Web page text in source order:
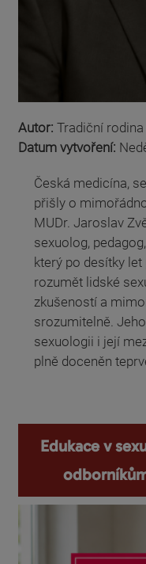
Autor: Tradiční rodina
Datum vytvoření:
Česká medicína,
přišly o
MUDr. Jaroslav
sexuolog,
který po desítky
rozumět lidské
zkušeností a
srozumitelně.
sexuologii i její
plně doceněn
Edukace v